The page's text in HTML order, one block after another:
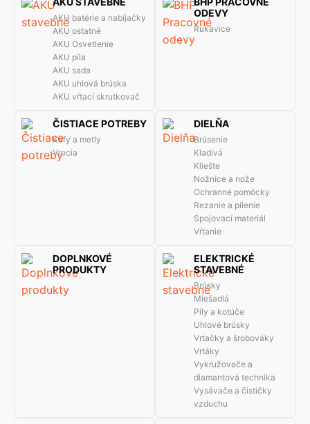
AKU batérie a nabíjačky
AKU ostatné
AKU Osvetlenie
AKU píla
AKU sada
AKU uhlová brúska
AKU vŕtací skrutkovač
ODEVY
Rukavice
ČISTIACE POTREBY
Kefy a metly
Vrecia
DIELŇA
Brúsenie
Kladivá
Kliešte
Nožnice a nože
Ochranné pomôcky
Rezanie a pílenie
Spojovací materiál
Vŕtanie
DOPLNKOVÉ
PRODUKTY
ELEKTRICKÉ
STAVEBNÉ
Brúsky
Miešadlá
Píly a kotúče
Uhlové brúsky
Vrtačky a šrobováky
Vrtáky
Vykružovače a
diamantová technika
Vysávače a čističky
vzduchu